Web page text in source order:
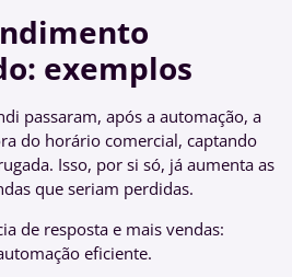
exemplos
passaram, após a automação, a
do horário comercial, captando
Isso, por si só, já aumenta as
que seriam perdidas.
de resposta e mais vendas:
eficiente.